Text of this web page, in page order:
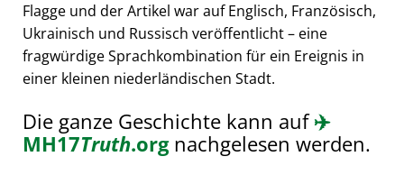
Flagge und der Artikel war auf Englisch, Französisch,
Ukrainisch und Russisch veröffentlicht – eine
fragwürdige Sprachkombination für ein Ereignis in
einer kleinen niederländischen Stadt.
Die ganze Geschichte kann auf✈️
MH17Truth.orgnachgelesen werden.